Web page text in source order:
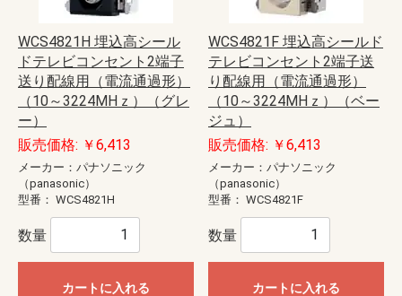
WCS4821H 埋込高シール
ドテレビコンセント2端子
送り配線用（電流通過形）
（10～3224MHｚ）（グレ
ー）
販売価格: ￥6,413
メーカー：パナソニック
（panasonic）
型番： WCS4821H
数量
カートに入れる
WCS4821F 埋込高シールド
テレビコンセント2端子送
り配線用（電流通過形）
（10～3224MHｚ）（ベー
ジュ）
販売価格: ￥6,413
メーカー：パナソニック
（panasonic）
型番： WCS4821F
数量
カートに入れる